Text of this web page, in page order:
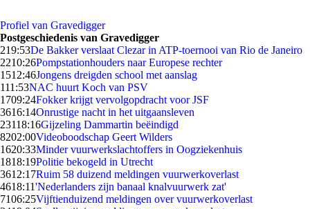
Profiel van Gravedigger
Postgeschiedenis van Gravedigger
219:53De Bakker verslaat Clezar in ATP-toernooi van Rio de Janeiro
2210:26Pompstationhouders naar Europese rechter
1512:46Jongens dreigden school met aanslag
111:53NAC huurt Koch van PSV
1709:24Fokker krijgt vervolgopdracht voor JSF
3616:14Onrustige nacht in het uitgaansleven
23118:16Gijzeling Dammartin beëindigd
8202:00Videoboodschap Geert Wilders
1620:33Minder vuurwerkslachtoffers in Oogziekenhuis
1818:19Politie bekogeld in Utrecht
3612:17Ruim 58 duizend meldingen vuurwerkoverlast
4618:11'Nederlanders zijn banaal knalvuurwerk zat'
7106:25Vijftienduizend meldingen over vuurwerkoverlast